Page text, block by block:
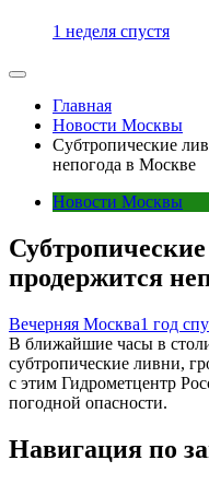
1 неделя спустя
Главная
Новости Москвы
Субтропические
непогода в Москве
Новости Москвы
продержится
Вечерняя Москва1 год
В ближайшие часы в
субтропические ливни,
с этим Гидрометцентр
погодной опасности.
Навигация по